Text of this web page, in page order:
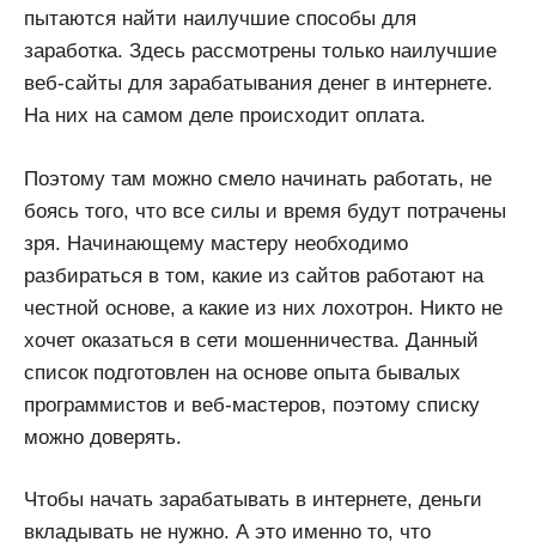
пытаются найти наилучшие способы для
заработка. Здесь рассмотрены только наилучшие
веб-сайты для зарабатывания денег в интернете.
На них на самом деле происходит оплата.
Поэтому там можно смело начинать работать, не
боясь того, что все силы и время будут потрачены
зря. Начинающему мастеру необходимо
разбираться в том, какие из сайтов работают на
честной основе, а какие из них лохотрон. Никто не
хочет оказаться в сети мошенничества. Данный
список подготовлен на основе опыта бывалых
программистов и веб-мастеров, поэтому списку
можно доверять.
Чтобы начать зарабатывать в интернете, деньги
вкладывать не нужно. А это именно то, что